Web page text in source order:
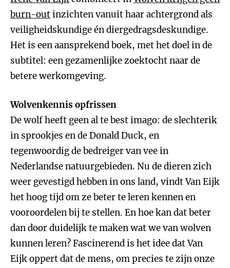
burn-outinzichten vanuit haar achtergrond als
veiligheidskundige én diergedragsdeskundige.
Het is een aansprekend boek, met het doel in de
subtitel: een gezamenlijke zoektocht naar de
betere werkomgeving.
Wolvenkennis opfrissen
De wolf heeft geen al te best imago: de slechterik
in sprookjes en de Donald Duck, en
tegenwoordig de bedreiger van vee in
Nederlandse natuurgebieden. Nu de dieren zich
weer gevestigd hebben in ons land, vindt Van Eijk
het hoog tijd om ze beter te leren kennen en
vooroordelen bij te stellen. En hoe kan dat beter
dan door duidelijk te maken wat we van wolven
kunnen leren? Fascinerend is het idee dat Van
Eijk oppert dat de mens, om precies te zijn onze